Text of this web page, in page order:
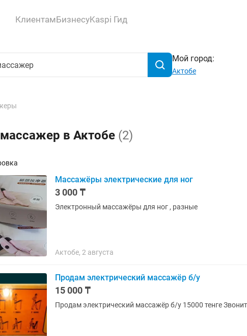
КлиентамБизнесуKaspi Гид
Мой город:
Актобе
в Актобе (2)
Массажёры электрические для ног
3 000 ₸
Электронный массажёры для ног , разные
Актобе, 2 августа
Продам электрический массажёр б/у
15 000 ₸
Продам электрический